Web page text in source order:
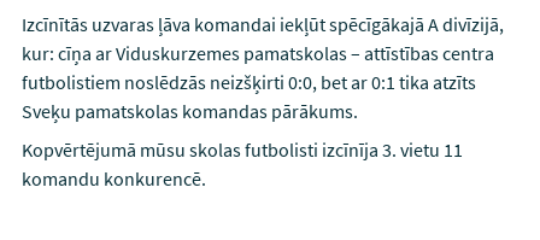
Izcīnītās uzvaras ļāva komandai iekļūt spēcīgākajā A divīzijā,
kur: cīņa ar Viduskurzemes pamatskolas – attīstības centra
futbolistiem noslēdzās neizšķirti 0:0, bet ar 0:1 tika atzīts
Sveķu pamatskolas komandas pārākums.
Kopvērtējumā mūsu skolas futbolisti izcīnīja 3. vietu 11
komandu konkurencē.